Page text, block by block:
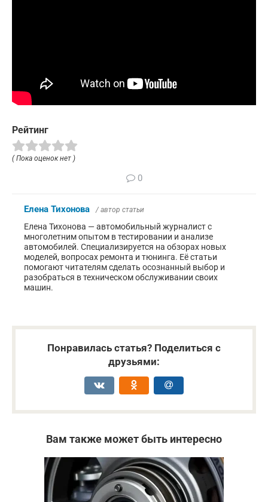
Рейтинг
( Пока оценок нет )
0
Елена Тихонова / автор статьи
Елена Тихонова — автомобильный журналист с
многолетним опытом в тестировании и анализе
автомобилей. Специализируется на обзорах новых
моделей, вопросах ремонта и тюнинга. Её статьи
помогают читателям сделать осознанный выбор и
разобраться в техническом обслуживании своих
машин.
Понравилась статья? Поделиться с
друзьями:
Вам также может быть интересно